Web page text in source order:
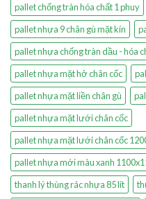
pallet chống tràn hóa chất 1 phuy
pallet nhựa 9 chân gù mặt kín
pallet nhựa chống tràn dầu - hóa
pallet nhựa mặt hở chân cốc
pallet nhựa mặt liền chân gù
pallet nhựa mặt lưới chân cốc
pallet nhựa mặt lưới chân cốc
pallet nhựa mới màu xanh
thanh lý thùng rác nhựa 85 lít